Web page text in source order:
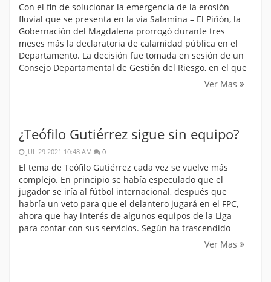
Con el fin de solucionar la emergencia de la erosión
fluvial que se presenta en la vía Salamina – El Piñón, la
Gobernación del Magdalena prorrogó durante tres
meses más la declaratoria de calamidad pública en el
Departamento. La decisión fue tomada en sesión de un
Consejo Departamental de Gestión del Riesgo, en el que
Ver Mas
¿Teófilo Gutiérrez sigue sin equipo?
JUL 29 2021 10:48 AM 0
El tema de Teófilo Gutiérrez cada vez se vuelve más
complejo. En principio se había especulado que el
jugador se iría al fútbol internacional, después que
habría un veto para que el delantero jugará en el FPC,
ahora que hay interés de algunos equipos de la Liga
para contar con sus servicios. Según ha trascendido
Ver Mas